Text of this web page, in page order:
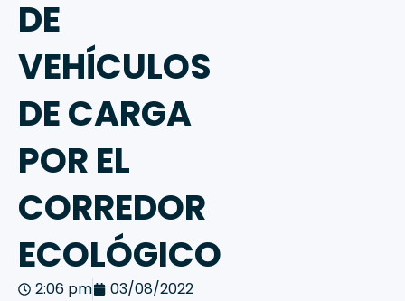
DE
VEHÍCULOS
DE CARGA
POR EL
CORREDOR
ECOLÓGICO
2:06 pm 03/08/2022